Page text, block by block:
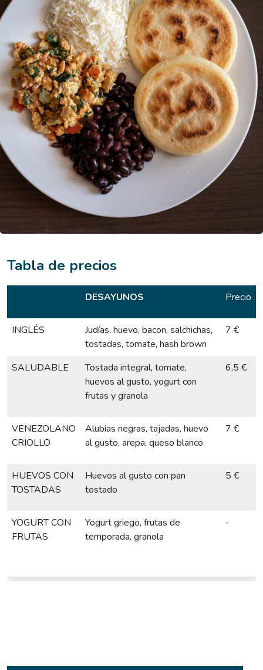
Tabla de precios
DESAYUNOS Precio
INGLÉS
Judías, huevo, bacon, salchichas,
tostadas, tomate, hash brown
7 €
SALUDABLE
Tostada integral, tomate,
huevos al gusto, yogurt con
frutas y granola
6,5 €
VENEZOLANO
CRIOLLO
Alubias negras, tajadas, huevo
al gusto, arepa, queso blanco
7 €
HUEVOS CON
TOSTADAS
Huevos al gusto con pan
tostado
5 €
YOGURT CON
FRUTAS
Yogurt griego, frutas de
temporada, granola
-